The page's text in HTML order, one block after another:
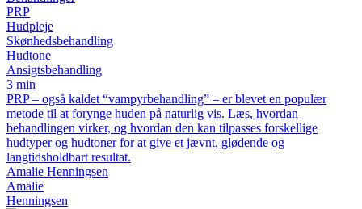
PRP
Hudpleje
Skønhedsbehandling
Hudtone
Ansigtsbehandling
3 min
PRP – også kaldet “vampyrbehandling” – er blevet en populær
metode til at forynge huden på naturlig vis. Læs, hvordan
behandlingen virker, og hvordan den kan tilpasses forskellige
hudtyper og hudtoner for at give et jævnt, glødende og
langtidsholdbart resultat.
Amalie Henningsen
Amalie
Henningsen